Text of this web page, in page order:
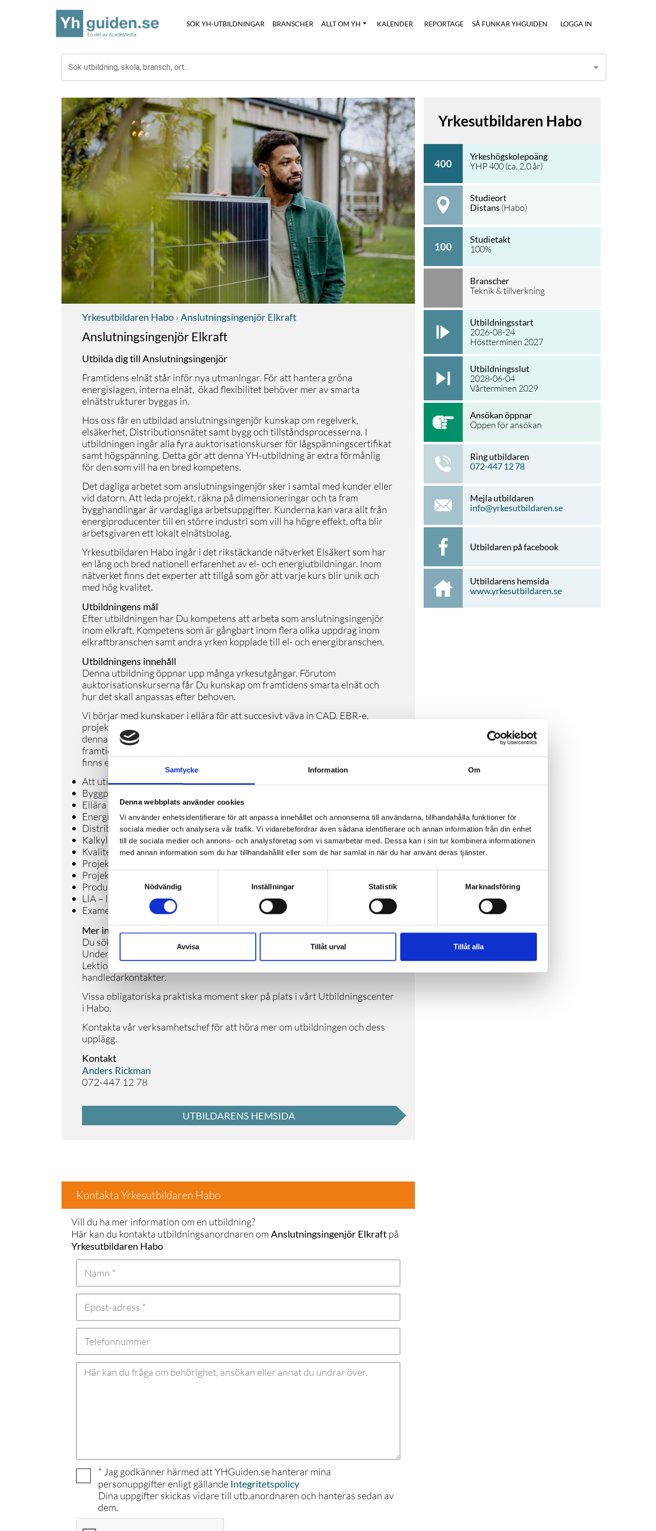
Samtycke Information Om
Denna webbplats använder cookies
Vi använder enhetsidentifierare för att anpassa innehållet och annonserna till användarna, tillhandahålla funktioner för
sociala medier och analysera vår trafik. Vi vidarebefordrar även sådana identifierare och annan information från din enhet
till de sociala medier och annons- och analysföretag som vi samarbetar med. Dessa kan i sin tur kombinera informationen
med annan information som du har tillhandahållit eller som de har samlat in när du har använt deras tjänster.
Samtyckesval
Nödvändig
Inställningar Statistik Marknadsföring
Avvisa Tillåt urval Tillåt alla
SÖK YH-UTBILDNINGAR BRANSCHER ALLT OM YH KALENDER REPORTAGE SÅ FUNKAR YHGUIDEN LOGGA IN
Sök utbildning, skola, bransch, ort...
Yrkesutbildaren Habo › Anslutningsingenjör Elkraft
Anslutningsingenjör Elkraft
Utbilda dig till Anslutningsingenjör
Framtidens elnät står inför nya utmaningar. För att hantera gröna
energislagen, interna elnät, ökad flexibilitet behöver mer av smarta
elnätstrukturer byggas in.
Hos oss får en utbildad anslutningsingenjör kunskap om regelverk,
elsäkerhet, Distributionsnätet samt bygg och tillståndsprocesserna. I
utbildningen ingår alla fyra auktorisationskurser för lågspänningscertifikat
samt högspänning. Detta gör att denna YH-utbildning är extra förmånlig
för den som vill ha en bred kompetens.
Det dagliga arbetet som anslutningsingenjör sker i samtal med kunder eller
vid datorn. Att leda projekt, räkna på dimensioneringar och ta fram
bygghandlingar är vardagliga arbetsuppgifter. Kunderna kan vara allt från
energiproducenter till en större industri som vill ha högre effekt, ofta blir
arbetsgivaren ett lokalt elnätsbolag.
Yrkesutbildaren Habo ingår i det rikstäckande nätverket Elsäkert som har
en lång och bred nationell erfarenhet av el- och energiutbildningar. Inom
nätverket finns det experter att tillgå som gör att varje kurs blir unik och
med hög kvalitet.
Utbildningens mål
Efter utbildningen har Du kompetens att arbeta som anslutningsingenjör
inom elkraft. Kompetens som är gångbart inom flera olika uppdrag inom
elkraftbranschen samt andra yrken kopplade till el- och energibranschen.
Utbildningens innehåll
Denna utbildning öppnar upp många yrkesutgångar. Förutom
auktorisationskurserna får Du kunskap om framtidens smarta elnät och
hur det skall anpassas efter behoven.
Vi börjar med kunskaper i ellära för att succesivt väva in CAD, EBR-e,
projektledning, regler och standards, byggstandards samt högspänning. I
denna nya utbildning har vi valt att lägga ett ökat fokus på smarta elnät,
framtidens utmaningar samt konstruktion/dimensionering, något som det
finns ett stort behov av i branschen.
Att utifrån behovsanalys rita upp och dimensionera nya elnät
Byggprocessen och branschens standarder och regler
Ellära för anslutningsingenjörer
Energiproduktion och dess miljöavtryck
Distributionsnätkunskap samt EBR-e
Kalkylera bygg och internkostnader
Kvalitet, miljö och säkerhet vid projektering
Projektera elnät med CAD
Projektekonomi och entreprenadjuridik
Produktkunskap kring utrustning och komponenter
LIA – lärande i arbete (20 veckor)
Examensarbete
Mer information om studieorter och studieupplägg
Du söker till denna distansutbildning i Habo via länken till höger.
Undervisningen som sker digitalt spelas in och kan återses vid behov.
Lektionerna kraftsamlas till två dagar i veckan och övrig tid sker grupp och
handledarkontakter.
Vissa obligatoriska praktiska moment sker på plats i vårt Utbildningscenter
i Habo.
Kontakta vår verksamhetschef för att höra mer om utbildningen och dess
upplägg.
Kontakt
Anders Rickman
072-447 12 78
UTBILDARENS HEMSIDA
Kontakta Yrkesutbildaren Habo
Vill du ha mer information om en utbildning?
Här kan du kontakta utbildningsanordnaren om Anslutningsingenjör Elkraft på
Yrkesutbildaren Habo
* Jag godkänner härmed att YHGuiden.se hanterar mina
personuppgifter enligt gällande Integritetspolicy
Dina uppgifter skickas vidare till utb.anordnaren och hanteras sedan av
dem.
Yrkesutbildaren Habo
400
Yrkeshögskolepoäng
YHP400(ca. 2.0år)
Studieort
Distans (Habo)
100
Studietakt
100%
Branscher
Teknik & tillverkning
Utbildningsstart
2026-08-24
Höstterminen 2027
Utbildningsslut
2028-06-04
Vårterminen 2029
Ansökan öppnar
Öppen för ansökan
Ring utbildaren
072-447 12 78
Mejla utbildaren
info@yrkesutbildaren.se
Utbildaren på facebook
Utbildarens hemsida
www.yrkesutbildaren.se